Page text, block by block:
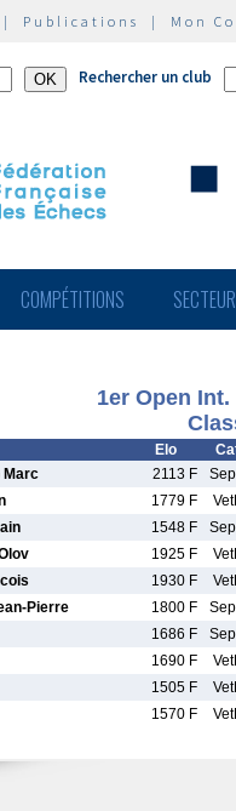
| Publications | Mon
Rechercher un club
COMPÉTITIONS
1er Open
Elo
Marc 2113 F
1779 F
1548 F
1925 F
1930 F
Pierre 1800 F
1686 F
1690 F
1505 F
1570 F